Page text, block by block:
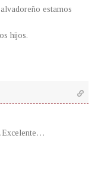
estamos
hijos.